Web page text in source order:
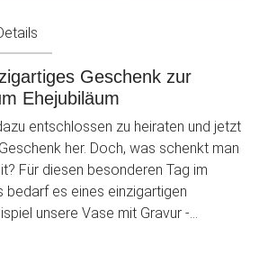
Geschenk zur
Ehejubiläum
entschlossen zu heiraten und jetzt
her. Doch, was schenkt man
Für diesen besonderen Tag im
bedarf es eines einzigartigen
unsere Vase mit Gravur -
Vase mit dem liebevoll